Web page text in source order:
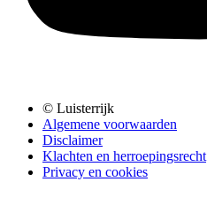
© Luisterrijk
Algemene voorwaarden
Disclaimer
Klachten en herroepingsrecht
Privacy en cookies